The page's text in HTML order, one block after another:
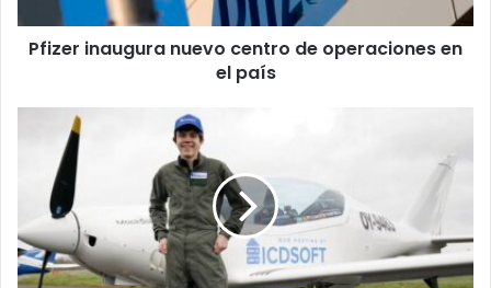
país
Pfizer inaugura nuevo centro de operaciones en
el país
convierte
en
el